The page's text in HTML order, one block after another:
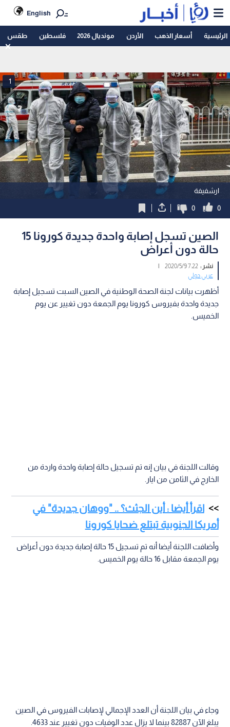
English
الرئيسية أسعار الذهب الأردن مونديال 2026 فلسطين طقس
ارشفيفة
1
0
0
الصين تسجل إصابة واحدة جديدة كورونا 15
حالة دون أعراض
نشر :7:22 2020/5/9
|
عربي دولي
أظهرت بيانات لجنة الصحة الوطنية في الصين السبت تسجيل إصابة
جديدة واحدة بفيروس كورونا يوم الجمعة دون تغيير عن يوم
الخميس.
وقالت اللجنة في بيان إنه تم تسجيل حالة إصابة واحدة واردة من
الخارج في الثامن من ايار.
اقرأ أيضا : أين الجثث؟ .. "ووهان جديدة" في
أمريكا الجنوبية تبتلع ضحايا كورونا
وأضافت اللجنة أيضا أنه تم تسجيل 15 حالة إصابة جديدة دون أعراض
يوم الجمعة مقابل 16 حالة يوم الخميس.
وجاء في بيان اللجنة أن العدد الإجمالي لإصابات الفيروس في الصين
يبلغ الآن 82887 بينما لا يزال عدد الوفيات دون تغيير عند 4633.